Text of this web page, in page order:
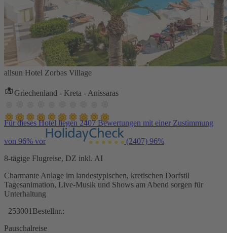
allsun Hotel Zorbas Village
Griechenland - Kreta - Anissaras
Für dieses Hotel liegen 2407 Bewertungen mit einer Zustimmung
von 96% vor (2407) 96%
8-tägige Flugreise, DZ inkl. AI
Charmante Anlage im landestypischen, kretischen Dorfstil
Tagesanimation, Live-Musik und Shows am Abend sorgen für
Unterhaltung
253001 Bestellnr.:
Pauschalreise